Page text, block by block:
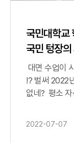
국민대학교
국민 텅장의
대면 수업이
⁉ 벌써 2022
없네? 평소
2022-07-07